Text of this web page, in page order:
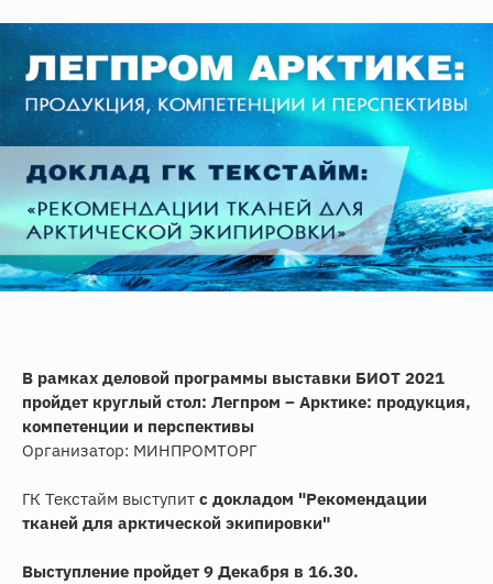
В рамках деловой программы выставки БИОТ 2021
пройдет круглый стол: Легпром – Арктике: продукция,
компетенции и перспективы
Организатор: МИНПРОМТОРГ
ГК Текстайм выступит с докладом "Рекомендации
тканей для арктической экипировки"
Выступление пройдет 9 Декабря в 16.30.